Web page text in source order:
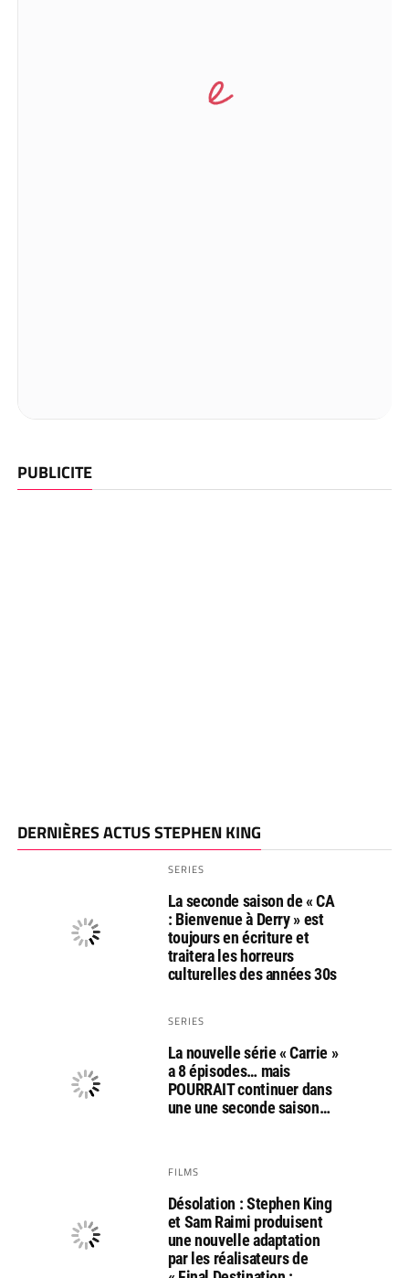
PUBLICITE
DERNIÈRES ACTUS STEPHEN KING
SERIES
La seconde saison de « CA
: Bienvenue à Derry » est
toujours en écriture et
traitera les horreurs
culturelles des années 30s
SERIES
La nouvelle série « Carrie »
a 8 épisodes… mais
POURRAIT continuer dans
une une seconde saison…
FILMS
Désolation : Stephen King
et Sam Raimi produisent
une nouvelle adaptation
par les réalisateurs de